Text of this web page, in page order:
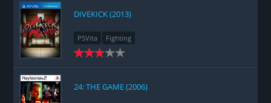
DIVEKICK (2013)
PSVita Fighting
24: THE GAME (2006)